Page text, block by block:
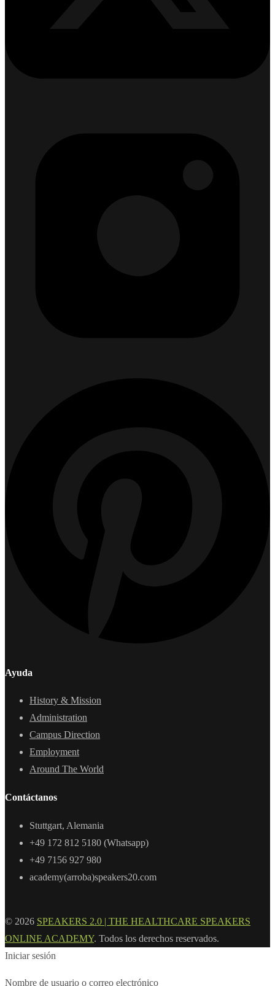
Ayuda
History & Mission
Administration
Campus Direction
Employment
Around The World
Contáctanos
Stuttgart, Alemania
+49 172 812 5180 (Whatsapp)
+49 7156 927 980
academy(arroba)speakers20.com
© 2026 SPEAKERS 2.0 | THE HEALTHCARE SPEAKERS
ONLINE ACADEMY. Todos los derechos reservados.
Iniciar sesión
Nombre de usuario o correo electrónico